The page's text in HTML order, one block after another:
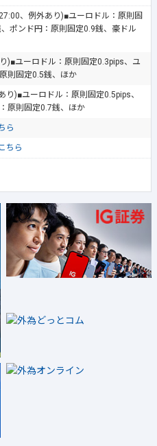
、例外あり)■ユーロドル：原則固
ポンド円：原則固定0.9銭、豪ドル
)■ユーロドル：原則固定0.3pips、ユ
則固定0.5銭、ほか
り)■ユーロドル：原則固定0.5pips、
原則固定0.7銭、ほか
ら
ちら